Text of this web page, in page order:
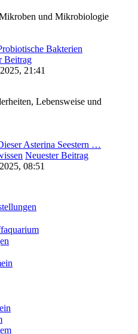
und Mikrobiologie
Bakterien
Beitrag
21:41
Lebensweise und
Asterina Seestern …
Neuester Beitrag
08:51